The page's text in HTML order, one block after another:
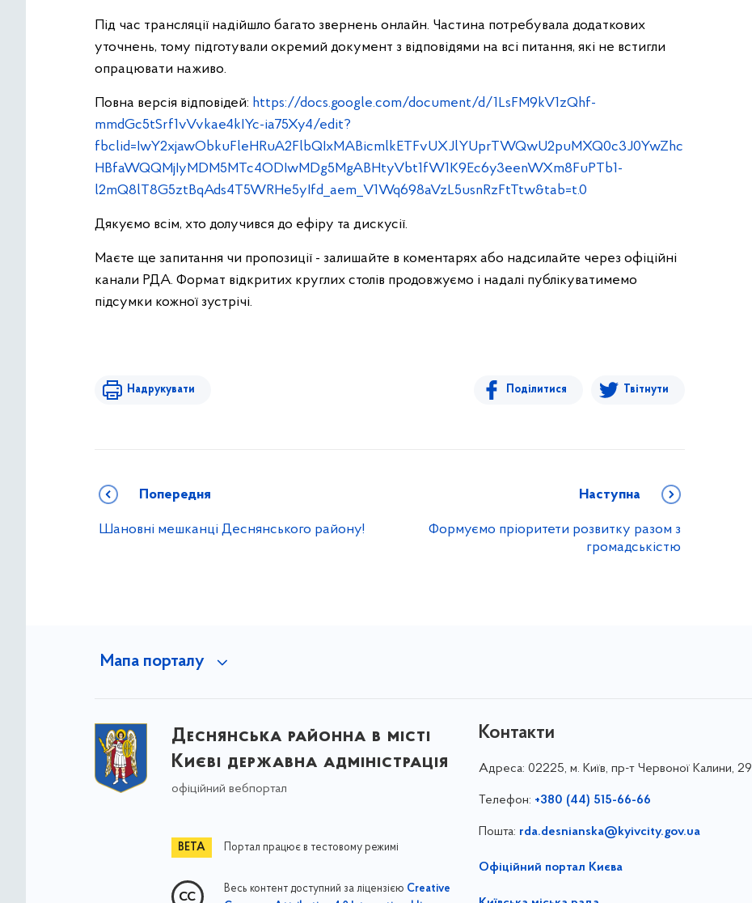
Під час трансляції надійшло багато звернень онлайн. Частина потребувала додаткових
уточнень, тому підготували окремий документ з відповідями на всі питання, які не встигли
опрацювати наживо.
Повна версія відповідей: https://docs.google.com/document/d/1LsFM9kV1zQhf-
mmdGc5tSrf1vVvkae4kIYc-ia75Xy4/edit?
fbclid=IwY2xjawObkuFleHRuA2FlbQIxMABicmlkETFvUXJlYUprTWQwU2puMXQ0c3J0YwZhc
HBfaWQQMjIyMDM5MTc4ODIwMDg5MgABHtyVbt1fW1K9Ec6y3eenWXm8FuPTb1-
l2mQ8lT8G5ztBqAds4T5WRHe5yIfd_aem_V1Wq698aVzL5usnRzFtTtw&tab=t.0
Дякуємо всім, хто долучився до ефіру та дискусії.
Маєте ще запитання чи пропозиції - залишайте в коментарях або надсилайте через офіційні
канали РДА. Формат відкритих круглих столів продовжуємо і надалі публікуватимемо
підсумки кожної зустрічі.
Надрукувати Поділитися Твітнути
Попередня
Шановні мешканці Деснянського району!
Наступна
Формуємо пріоритети розвитку разом з
громадськістю
Мапа порталу
Деснянська районна в місті
Києві державна адміністрація
офіційний вебпортал
Портал працює в тестовому режимі
Весь контент доступний за ліцензією Creative
Контакти
Адреса: 02225, м. Київ, пр-т Червоної Калини, 29
Телефон: +380 (44) 515-66-66
Пошта: rda.desnianska@kyivcity.gov.ua
Офіційний портал Києва